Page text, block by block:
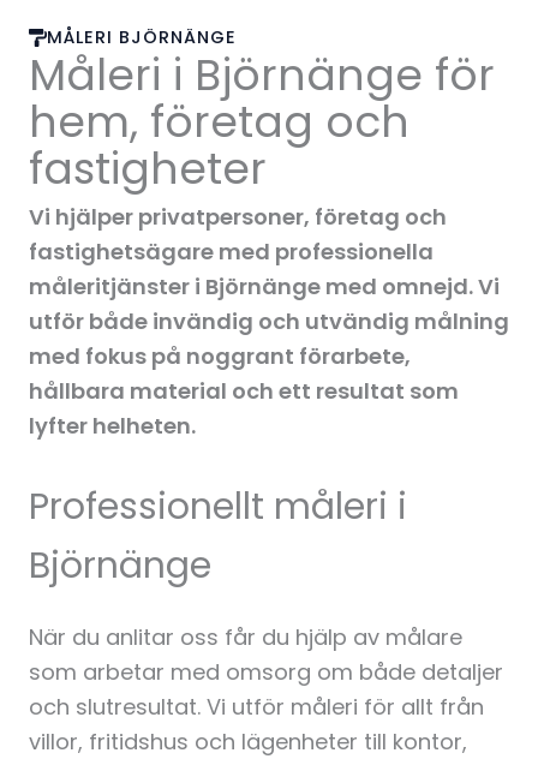
MÅLERI BJÖRNÄNGE
Måleri i Björnänge för
hem, företag och
fastigheter
Vi hjälper privatpersoner, företag och
fastighetsägare med professionella
måleritjänster i Björnänge med omnejd. Vi
utför både invändig och utvändig målning
med fokus på noggrant förarbete,
hållbara material och ett resultat som
lyfter helheten.
Professionellt måleri i
Björnänge
När du anlitar oss får du hjälp av målare
som arbetar med omsorg om både detaljer
och slutresultat. Vi utför måleri för allt från
villor, fritidshus och lägenheter till kontor,